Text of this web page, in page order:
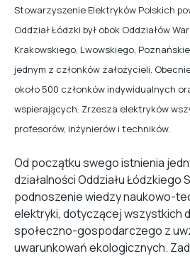
Stowarzyszenie Elektryków Polskich
Oddział Łódzki był obok Oddziałów
Krakowskiego, Lwowskiego,
jednym z członków założycieli.
około 500 członków indywidualnych
wspierających. Zrzesza elektryków
profesorów, inżynierów i techników.
Od początku swego istnienia
działalności Oddziału Łódzkiego
podnoszenie wiedzy naukowo-
elektryki, dotyczącej wszystkich
społeczno-gospodarczego z
uwarunkowań ekologicznych.